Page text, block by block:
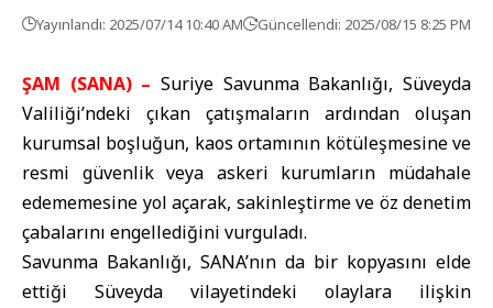
Yayınlandı: 2025/07/14 10:40 AM Güncellendi: 2025/08/15 8:25 PM
ŞAM (SANA) – Suriye Savunma Bakanlığı, Süveyda
Valiliği’ndeki çıkan çatışmaların ardından oluşan
kurumsal boşluğun, kaos ortamının kötüleşmesine ve
resmi güvenlik veya askeri kurumların müdahale
edememesine yol açarak, sakinleştirme ve öz denetim
çabalarını engellediğini vurguladı.
Savunma Bakanlığı, SANA’nın da bir kopyasını elde
ettiği Süveyda vilayetindeki olaylara ilişkin